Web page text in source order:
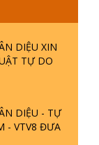
sống
duy
3 ›